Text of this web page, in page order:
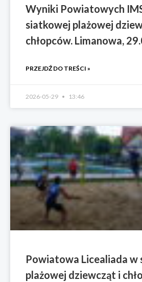
Wyniki Powiatowych
siatkowej plażowej
chłopców. Limanowa,
PRZEJDŹ DO TREŚCI »
2026-05-29 13:46
Powiatowa Licealiada w
plażowej dziewcząt i